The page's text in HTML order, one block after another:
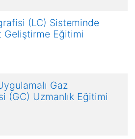
(LC) Sisteminde
Eğitimi
Gaz
(GC) Uzmanlık Eğitimi